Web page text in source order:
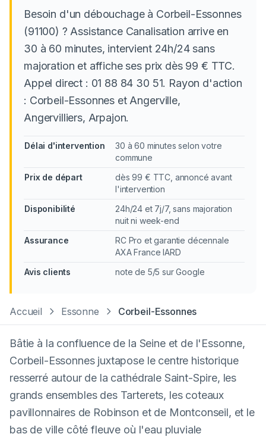
Besoin d'un débouchage à Corbeil-Essonnes
(91100) ? Assistance Canalisation arrive en
30 à 60 minutes, intervient 24h/24 sans
majoration et affiche ses prix dès 99 € TTC.
Appel direct : 01 88 84 30 51. Rayon d'action
: Corbeil-Essonnes et Angerville,
Angervilliers, Arpajon.
Délai d'intervention
30 à 60 minutes selon votre
commune
Prix de départ
dès 99 € TTC, annoncé avant
l'intervention
Disponibilité
24h/24 et 7j/7, sans majoration
nuit ni week-end
Assurance
RC Pro et garantie décennale
AXA France IARD
Avis clients
note de 5/5 sur Google
Accueil Essonne Corbeil-Essonnes
Bâtie à la confluence de la Seine et de l'Essonne,
Corbeil-Essonnes juxtapose le centre historique
resserré autour de la cathédrale Saint-Spire, les
grands ensembles des Tarterets, les coteaux
pavillonnaires de Robinson et de Montconseil, et le
bas de ville côté fleuve où l'eau pluviale